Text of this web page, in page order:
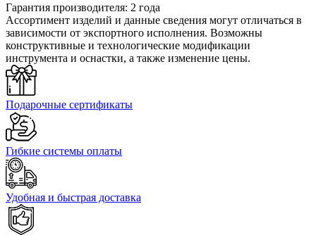
Гарантия производителя: 2 года
Ассортимент изделий и данные сведения могут отличаться в
зависимости от экспортного исполнения. Возможны
конструктивные и технологические модификации
инструмента и оснастки, а также изменение цены.
Подарочные сертификаты
Гибкие системы оплаты
Удобная и быстрая доставка